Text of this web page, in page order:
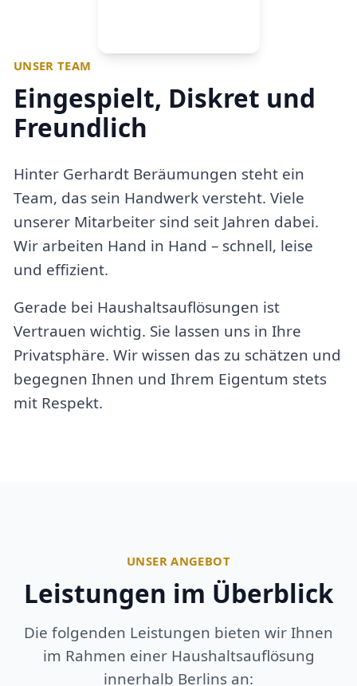
UNSER TEAM
Eingespielt, Diskret und
Freundlich
Hinter Gerhardt Beräumungen steht ein
Team, das sein Handwerk versteht. Viele
unserer Mitarbeiter sind seit Jahren dabei.
Wir arbeiten Hand in Hand – schnell, leise
und effizient.
Gerade bei Haushaltsauflösungen ist
Vertrauen wichtig. Sie lassen uns in Ihre
Privatsphäre. Wir wissen das zu schätzen und
begegnen Ihnen und Ihrem Eigentum stets
mit Respekt.
UNSER ANGEBOT
Leistungen im Überblick
Die folgenden Leistungen bieten wir Ihnen
im Rahmen einer Haushaltsauflösung
innerhalb Berlins an: